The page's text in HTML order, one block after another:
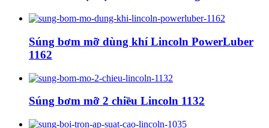
Súng bơm mỡ dùng khí Lincoln PowerLuber
1162
Súng bơm mỡ 2 chiều Lincoln 1132